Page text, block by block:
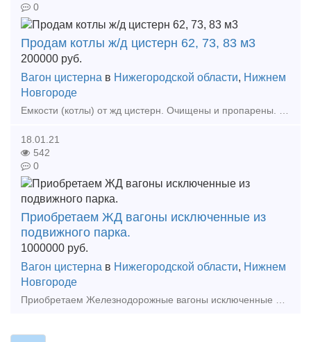
0
Продам котлы ж/д цистерн 62, 73, 83 м3
200000 руб.
Вагон цистерна в Нижегородской области, Нижнем
Новгороде
Емкости (котлы) от жд цистерн. Очищены и пропарены. Помощь в доставке. Место отгрузки - ст.Зелецино Горьковской жд. Емкости (котлы) от жд цистерн. Любая форма оплаты.Емкости (котлы) от жд цист
18.01.21
542
0
Приобретаем ЖД вагоны исключенные из
подвижного парка.
1000000 руб.
Вагон цистерна в Нижегородской области, Нижнем
Новгороде
Приобретаем Железнодорожные вагоны исключенные из подвижного парка любой модели с истекшим сроком службы . Куплю вагоны в разделку в лом по самым выгодным ценам и на самых выгодных условиях по